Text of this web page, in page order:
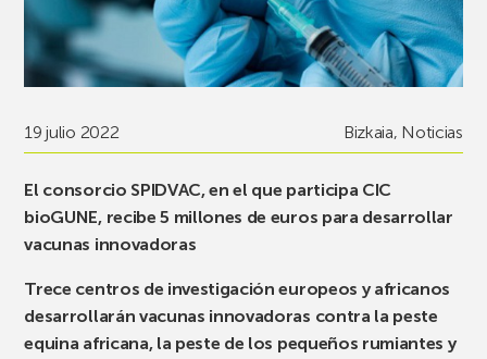
19 julio 2022 Bizkaia, Noticias
El consorcio SPIDVAC, en el que participa CIC
bioGUNE, recibe 5 millones de euros para desarrollar
vacunas innovadoras
Trece centros de investigación europeos y africanos
desarrollarán vacunas innovadoras contra la peste
equina africana, la peste de los pequeños rumiantes y